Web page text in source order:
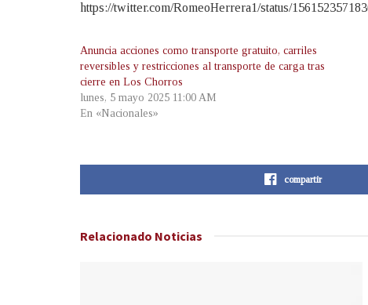
https://twitter.com/RomeoHerrera1/status/
Anuncia acciones como transporte gratuito, carriles
reversibles y restricciones al transporte de carga tras
cierre en Los Chorros
lunes, 5 mayo 2025 11:00 AM
En «Nacionales»
compartir
Relacionado Noticias